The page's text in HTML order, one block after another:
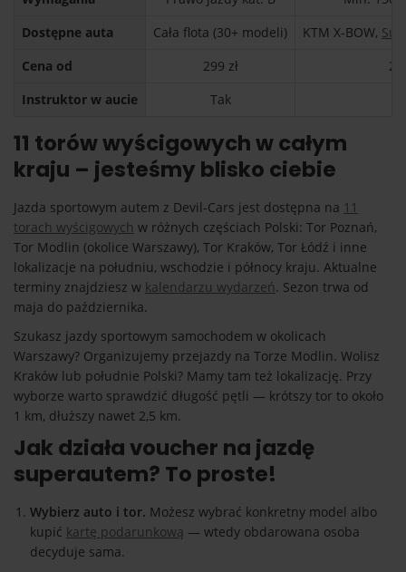
Dostępne auta
Cała flota (30+ modeli) KTM X-BOW,
Cena od
299 zł
Instruktor w aucie
Tak
11 torów wyścigowych w całym
kraju – jesteśmy blisko ciebie
Jazda sportowym autem z Devil-Cars jest dostępna na 11
torach wyścigowych w różnych częściach Polski: Tor Poznań,
Tor Modlin (okolice Warszawy), Tor Kraków, Tor Łódź i inne
lokalizacje na południu, wschodzie i północy kraju. Aktualne
terminy znajdziesz w kalendarzu wydarzeń. Sezon trwa od
maja do października.
Szukasz jazdy sportowym samochodem w okolicach
Warszawy? Organizujemy przejazdy na Torze Modlin. Wolisz
Kraków lub południe Polski? Mamy tam też lokalizację. Przy
wyborze warto sprawdzić długość pętli — krótszy tor to około
1 km, dłuższy nawet 2,5 km.
Jak działa voucher na jazdę
superautem? To proste!
Wybierz auto i tor. Możesz wybrać konkretny model albo
kupić kartę podarunkową — wtedy obdarowana osoba
decyduje sama.